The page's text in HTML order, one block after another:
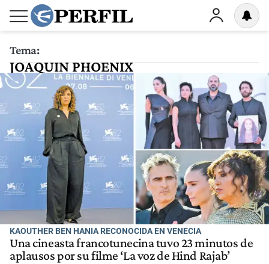
Tema:
JOAQUIN PHOENIX
KAOUTHER BEN HANIA RECONOCIDA EN VENECIA
Una cineasta francotunecina tuvo 23 minutos de
aplausos por su filme ‘La voz de Hind Rajab’